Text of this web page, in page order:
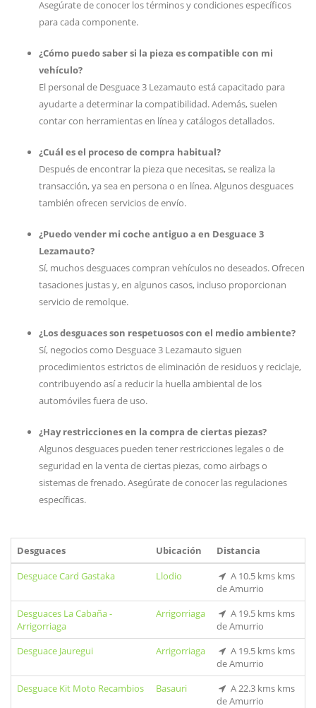
Asegúrate de conocer los términos y condiciones específicos
para cada componente.
¿Cómo puedo saber si la pieza es compatible con mi
vehículo?
El personal de Desguace 3 Lezamauto está capacitado para
ayudarte a determinar la compatibilidad. Además, suelen
contar con herramientas en línea y catálogos detallados.
¿Cuál es el proceso de compra habitual?
Después de encontrar la pieza que necesitas, se realiza la
transacción, ya sea en persona o en línea. Algunos desguaces
también ofrecen servicios de envío.
¿Puedo vender mi coche antiguo a en Desguace 3
Lezamauto?
Sí, muchos desguaces compran vehículos no deseados. Ofrecen
tasaciones justas y, en algunos casos, incluso proporcionan
servicio de remolque.
¿Los desguaces son respetuosos con el medio ambiente?
Sí, negocios como Desguace 3 Lezamauto siguen
procedimientos estrictos de eliminación de residuos y reciclaje,
contribuyendo así a reducir la huella ambiental de los
automóviles fuera de uso.
¿Hay restricciones en la compra de ciertas piezas?
Algunos desguaces pueden tener restricciones legales o de
seguridad en la venta de ciertas piezas, como airbags o
sistemas de frenado. Asegúrate de conocer las regulaciones
específicas.
Desguaces Ubicación
Distancia
Desguace Card Gastaka
Llodio
A 10.5 kms kms
de Amurrio
Desguaces La Cabaña -
Arrigorriaga
Arrigorriaga
A 19.5 kms kms
de Amurrio
Desguace Jauregui
Arrigorriaga
A 19.5 kms kms
de Amurrio
Desguace Kit Moto Recambios
Basauri
A 22.3 kms kms
de Amurrio